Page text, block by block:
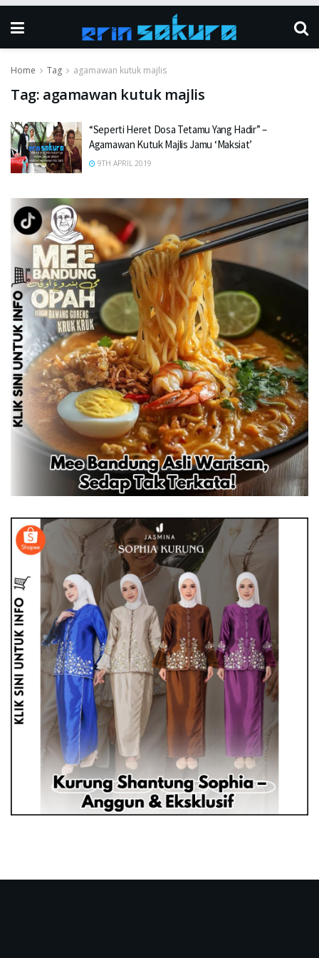
Home Tag agamawan kutuk majlis
Tag: agamawan kutuk majlis
“Seperti Heret Dosa Tetamu Yang Hadir” –
Agamawan Kutuk Majlis Jamu ‘Maksiat’
9TH APRIL 2019